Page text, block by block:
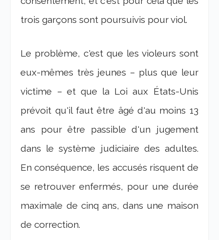
trois garçons sont poursuivis pour viol.
Le problème, c'est que les violeurs sont
eux-mêmes très jeunes – plus que leur
victime – et que la Loi aux États-Unis
prévoit qu'il faut être âgé d'au moins 13
ans pour être passible d'un jugement
dans le système judiciaire des adultes.
En conséquence, les accusés risquent de
se retrouver enfermés, pour une durée
maximale de cinq ans, dans une maison
de correction.